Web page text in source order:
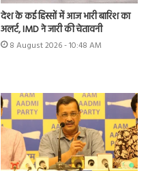
देश के कई हिस्सों में आज भारी बारिश का
अलर्ट, IMD ने जारी की चेतावनी
8 August 2026 - 10:48 AM